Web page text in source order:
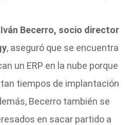
Iván Becerro, socio director
, aseguró que se encuentra
un ERP en la nube porque
tiempos de implantación
Becerro también se
en sacar partido a